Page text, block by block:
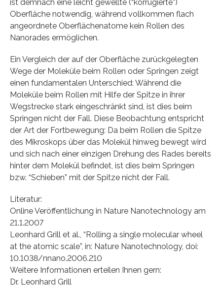
ist demnach eine leicht gewellte (“korrugierte”)
Oberfläche notwendig, während vollkommen flach
angeordnete Oberflächenatome kein Rollen des
Nanorades ermöglichen.
Ein Vergleich der auf der Oberfläche zurückgelegten
Wege der Moleküle beim Rollen oder Springen zeigt
einen fundamentalen Unterschied: Während die
Moleküle beim Rollen mit Hilfe der Spitze in ihrer
Wegstrecke stark eingeschränkt sind, ist dies beim
Springen nicht der Fall. Diese Beobachtung entspricht
der Art der Fortbewegung: Da beim Rollen die Spitze
des Mikroskops über das Molekül hinweg bewegt wird
und sich nach einer einzigen Drehung des Rades bereits
hinter dem Molekül befindet, ist dies beim Springen
bzw. “Schieben” mit der Spitze nicht der Fall.
Literatur:
Online Veröffentlichung in Nature Nanotechnology am
21.1.2007
Leonhard Grill et al., “Rolling a single molecular wheel
at the atomic scale”, in: Nature Nanotechnology, doi:
10.1038/nnano.2006.210
Weitere Informationen erteilen Ihnen gern:
Dr. Leonhard Grill